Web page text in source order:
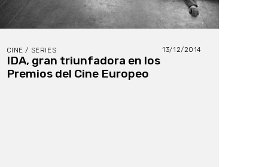
CINE / SERIES 13/12/2014
IDA, gran triunfadora en los
Premios del Cine Europeo